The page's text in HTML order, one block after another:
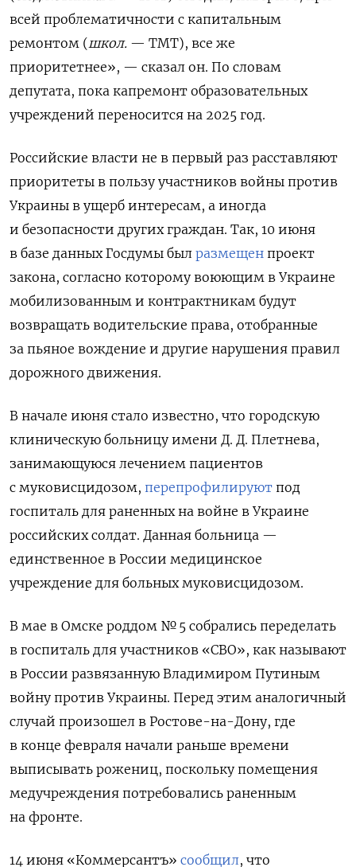
всей проблематичности с капитальным
ремонтом (школ. — ТМТ), все же
приоритетнее», — сказал он. По словам
депутата, пока капремонт образовательных
учреждений переносится на 2025 год.
Российские власти не в первый раз расставляют
приоритеты в пользу участников войны против
Украины в ущерб интересам, а иногда
и безопасности других граждан. Так, 10 июня
в базе данных Госдумы был размещен проект
закона, согласно которому воюющим в Украине
мобилизованным и контрактникам будут
возвращать водительские права, отобранные
за пьяное вождение и другие нарушения правил
дорожного движения.
В начале июня стало известно, что городскую
клиническую больницу имени Д. Д. Плетнева,
занимающуюся лечением пациентов
с муковисцидозом, перепрофилируют под
госпиталь для раненных на войне в Украине
российских солдат. Данная больница —
единственное в России медицинское
учреждение для больных муковисцидозом.
В мае в Омске роддом № 5 собрались переделать
в госпиталь для участников «СВО», как называют
в России развязанную Владимиром Путиным
войну против Украины. Перед этим аналогичный
случай произошел в Ростове-на-Дону, где
в конце февраля начали раньше времени
выписывать рожениц, поскольку помещения
медучреждения потребовались раненным
на фронте.
14 июня «Коммерсантъ» сообщил, что